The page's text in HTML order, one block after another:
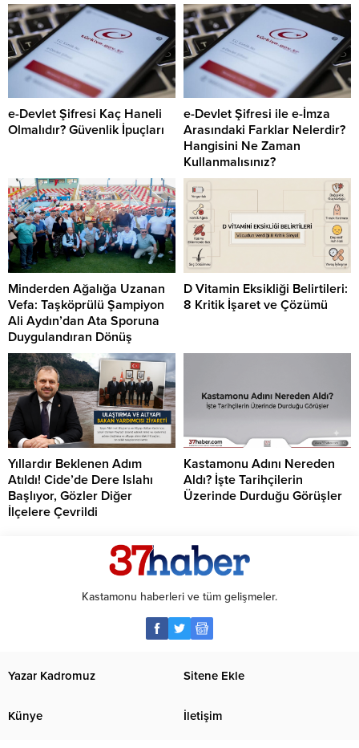
e-Devlet Şifresi Kaç Haneli
Olmalıdır? Güvenlik İpuçları
e-Devlet Şifresi ile e-İmza
Arasındaki Farklar Nelerdir?
Hangisini Ne Zaman
Kullanmalısınız?
Minderden Ağalığa Uzanan
Vefa: Taşköprülü Şampiyon
Ali Aydın’dan Ata Sporuna
Duygulandıran Dönüş
D Vitamin Eksikliği Belirtileri:
8 Kritik İşaret ve Çözümü
Yıllardır Beklenen Adım
Atıldı! Cide’de Dere Islahı
Başlıyor, Gözler Diğer
İlçelere Çevrildi
Kastamonu Adını Nereden
Aldı? İşte Tarihçilerin
Üzerinde Durduğu Görüşler
Kastamonu haberleri ve tüm gelişmeler.
Yazar Kadromuz Sitene Ekle
Künye İletişim